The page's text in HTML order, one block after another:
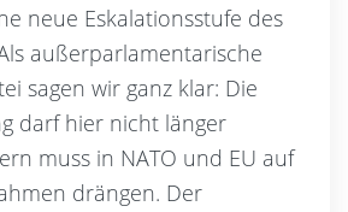
neue Eskalationsstufe des
außerparlamentarische
sagen wir ganz klar: Die
darf hier nicht länger
muss in NATO und EU auf
drängen. Der